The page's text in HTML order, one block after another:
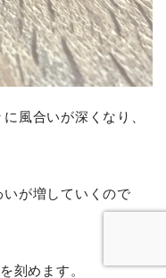
風合いが深くなり、
が増していくので
刻めます。